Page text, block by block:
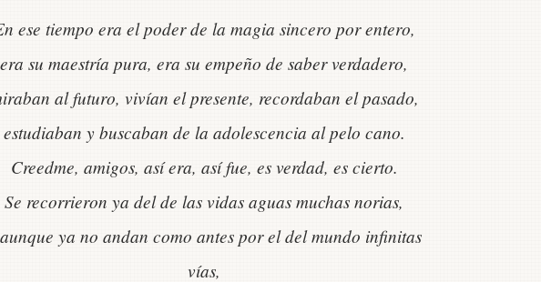
ese tiempo era el poder de la magia sincero por entero,
era su maestría pura, era su empeño de saber verdadero,
al futuro, vivían el presente, recordaban el pasado,
estudiaban y buscaban de la adolescencia al pelo cano.
Creedme, amigos, así era, así fue, es verdad, es cierto.
Se recorrieron ya del de las vidas aguas muchas norias,
ya no andan como antes por el del mundo infinitas
vías,